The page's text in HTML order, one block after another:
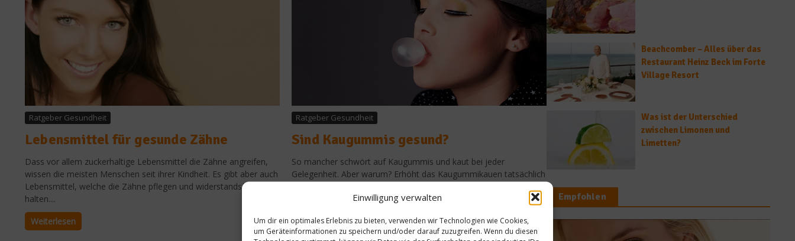
Einwilligung verwalten
Um dir ein optimales Erlebnis zu bieten, verwenden wir Technologien wie Cookies,
um Geräteinformationen zu speichern und/oder darauf zuzugreifen. Wenn du diesen
Ratgeber Gesundheit
Lebensmittel für gesunde Zähne
Dass vor allem zuckerhaltige Lebensmittel die Zähne angreifen,
wissen die meisten Menschen seit ihrer Kindheit. Es gibt aber auch
Lebensmittel, welche die Zähne pflegen und widerstandsfähig
halten....
Weiterlesen
Ratgeber Gesundheit
Sind Kaugummis gesund?
So mancher schwört auf Kaugummis und kaut bei jeder
Gelegenheit. Aber warum? Erhöht das Kaugummikauen tatsächlich
Weiterlesen
Beachcomber – Alles über das
Restaurant Heinz Beck im Forte
Village Resort
Was ist der Unterschied
zwischen Limonen und
Limetten?
Empfohlen